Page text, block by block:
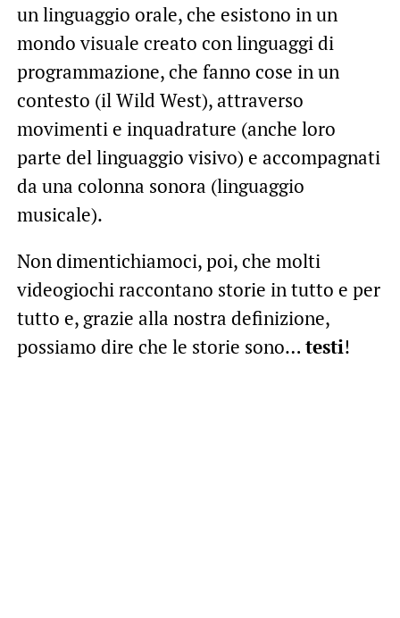
un linguaggio orale, che esistono in un
mondo visuale creato con linguaggi di
programmazione, che fanno cose in un
contesto (il Wild West), attraverso
movimenti e inquadrature (anche loro
parte del linguaggio visivo) e accompagnati
da una colonna sonora (linguaggio
musicale).
Non dimentichiamoci, poi, che molti
videogiochi raccontano storie in tutto e per
tutto e, grazie alla nostra definizione,
possiamo dire che le storie sono… testi!